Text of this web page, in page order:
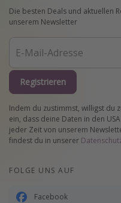
Die besten Deals und aktuellen
unserem Newsletter
Registrieren
Indem du zustimmst, willigst du
ein, dass deine Daten in den
jeder Zeit von unserem
findest du in unserer
FOLGE UNS AUF
Facebook